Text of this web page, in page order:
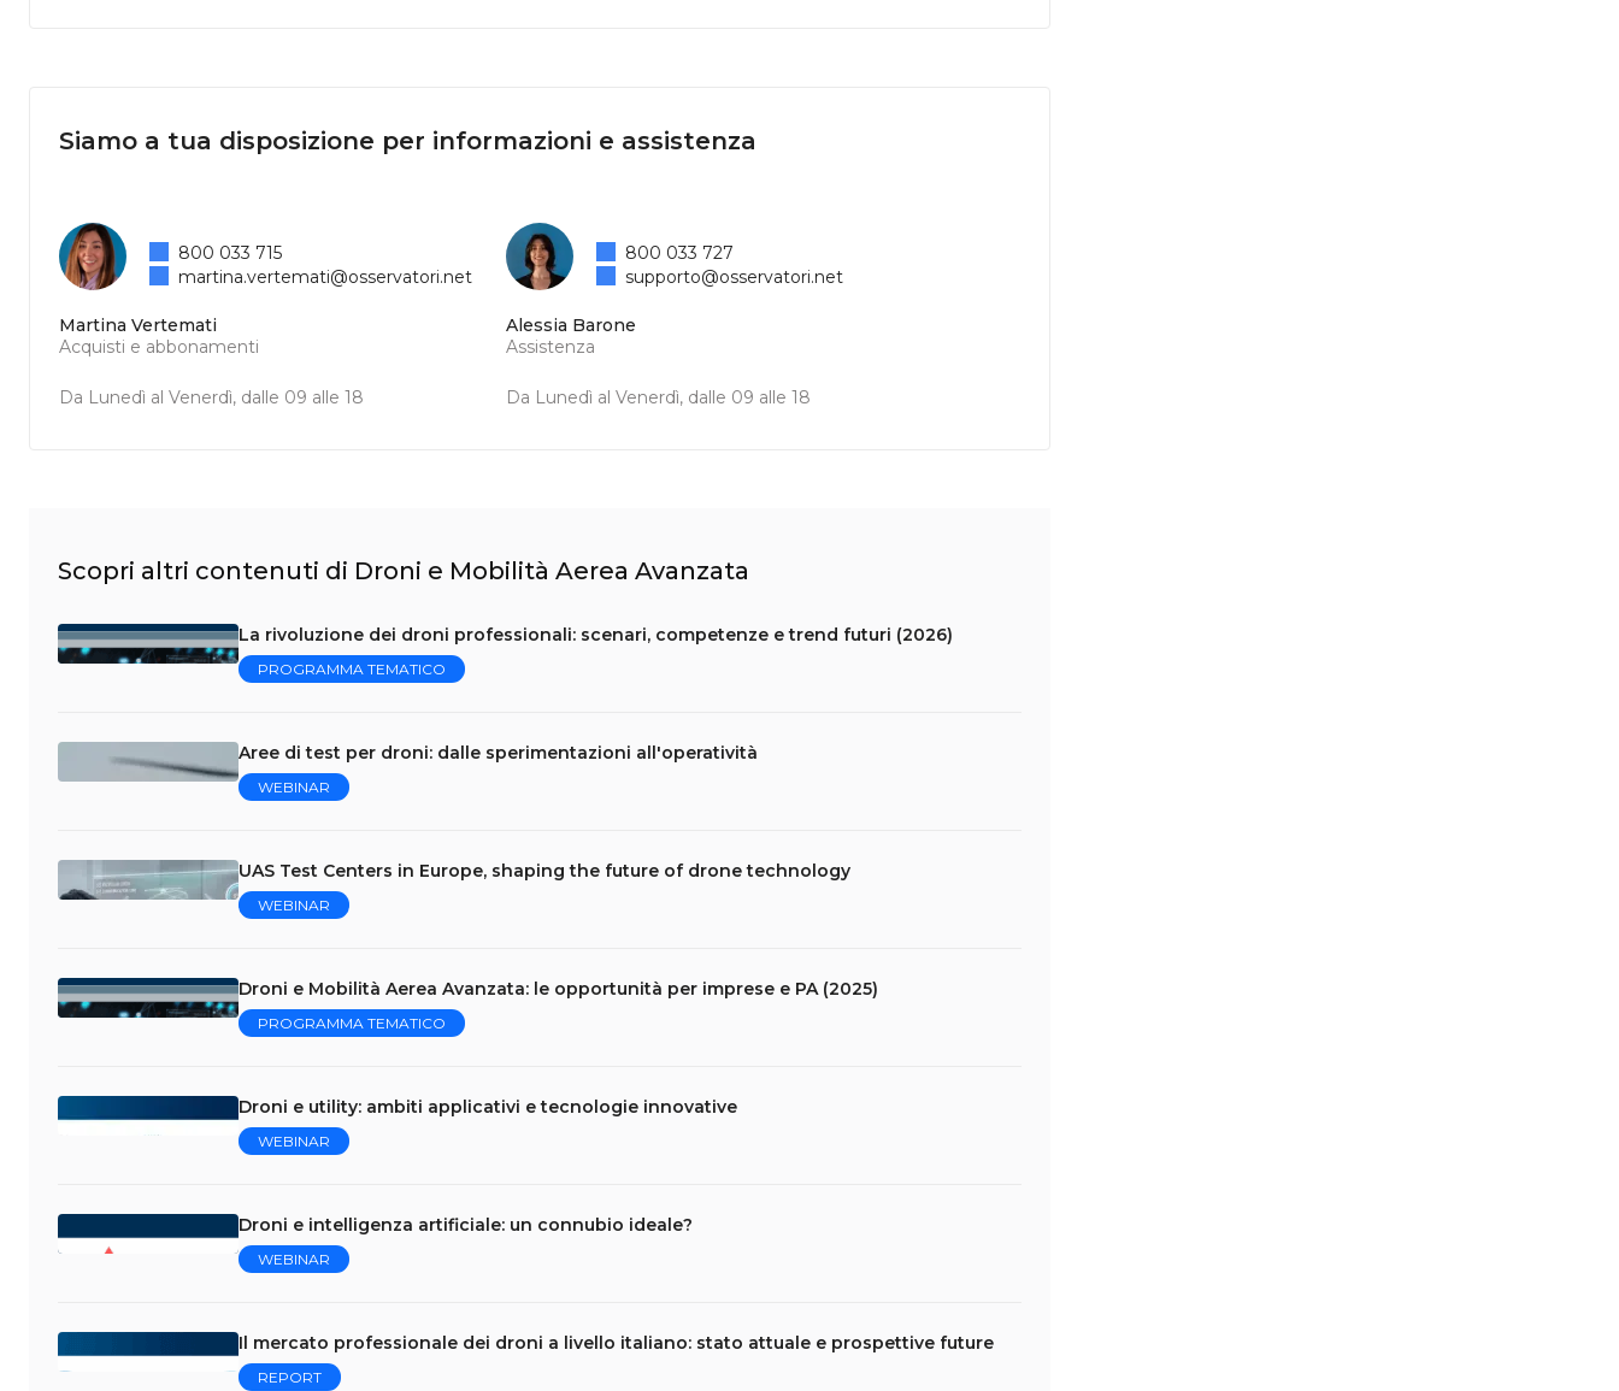
Siamo a tua disposizione per informazioni e assistenza
Martina Vertemati
Acquisti e abbonamenti
Da Lunedì al Venerdì, dalle 09 alle 18
800 033 715
martina.vertemati@osservatori.net
Alessia Barone
Assistenza
Da Lunedì al Venerdì, dalle 09 alle 18
800 033 727
supporto@osservatori.net
Scopri altri contenuti di Droni e Mobilità Aerea Avanzata
La rivoluzione dei droni professionali: scenari, competenze e trend futuri (2026)
PROGRAMMA TEMATICO
Aree di test per droni: dalle sperimentazioni all'operatività
WEBINAR
UAS Test Centers in Europe, shaping the future of drone technology
WEBINAR
Droni e Mobilità Aerea Avanzata: le opportunità per imprese e PA (2025)
PROGRAMMA TEMATICO
Droni e utility: ambiti applicativi e tecnologie innovative
WEBINAR
Droni e intelligenza artificiale: un connubio ideale?
WEBINAR
Il mercato professionale dei droni a livello italiano: stato attuale e prospettive future
REPORT